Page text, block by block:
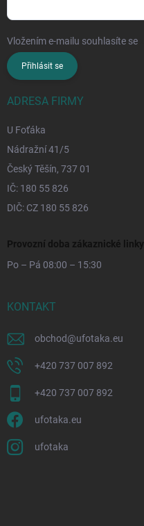
Vložením e-mailu souhlasíte se
Přihlásit se
ADRESA FIRMY
U Foťáka
Nádražní 41/5
Český Těšín, 737 01
IČ: 180 55 826
DIČ: CZ 180 55 826
Provozní doba zákaznické linky
Po – Pá 08:00 – 15:30
KONTAKT
obchod@ufotaka.eu
+420 737 007 892
+420 737 007 892
ufotaka.eu
ufotaka